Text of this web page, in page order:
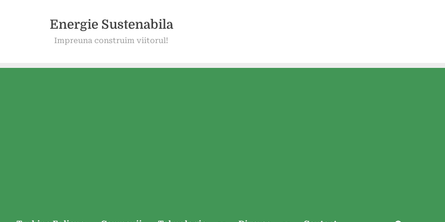
Energie Sustenabila
Impreuna construim viitorul!